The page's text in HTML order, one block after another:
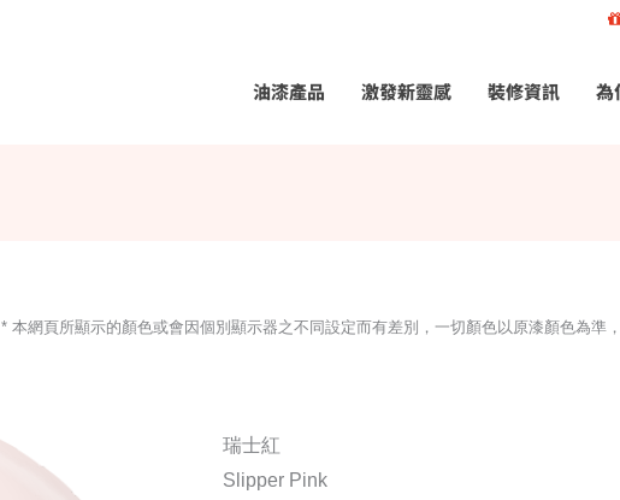
油漆產品 激發新靈感 裝修資訊 為
* 本網頁所顯示的顏色或會因個別顯示器之不同設定而有差別，一切顏色以原漆顏色為準
瑞士紅
Slipper Pink